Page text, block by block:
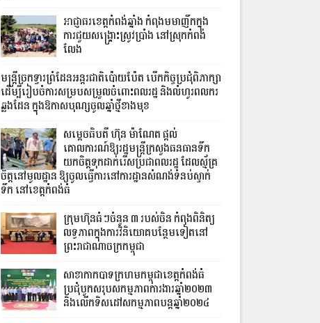
អាជ្ញាធរខេត្តកំពង់ឆ្នាំង កំពុងមមាញឹកក្នុង
ការជួយសង្គ្រោះស្រូវប្រាំង នៅស្រុកកំពង់
លែង
មន្រ្តីច្រកទ្វារព្រំដែនអន្តរជាតិប៉ោយប៉ែត បើកកិច្ចប្រជុំពិភាក្សា
ដើម្បីរៀបចំការសម្របសម្រួលចំពោះពលរដ្ឋ និងលំហូរពលករ
ឆ្លងដែន ក្នុងឱកាសបុណ្សចូលឆ្នាំថ្មីខាងមុខ
សម្តេចធិបតី ហ៊ុន ម៉ាណែត ផ្តល់
គោលការណ៍ឱ្យរដ្ឋមន្ត្រីក្រសួងធនធានទឹក
យកចិត្តទុកដាក់រើសប្រជាពលរដ្ឋ ដែលស្ម័គ្រ
ចិត្តនៅមូលដ្ឋាន ឱ្យចូលធ្វើការនៅការដ្ឋានសំណង់ទំនប់ស្ទាក់
ទឹក នៅខេត្តកំពង់ធំ
ក្រុមហ៊ុនធំៗចំនួន ៣ របស់ចិន កំពុងពិនិត្យ
លទ្ធភាពក្នុងការវិនិយោគបន្ថែមទៀតនៅ
ព្រះរាជាណាចក្រកម្ពុជា
សាខាកាកបាទក្រហមកម្ពុជាខេត្តកំពង់ធំ
ប្រជុំបូកសរុបសកម្មភាពការងារឆ្នាំ២០២៣
និងលើកទិសដៅសកម្មភាពបន្តឆ្នាំ២០២៤